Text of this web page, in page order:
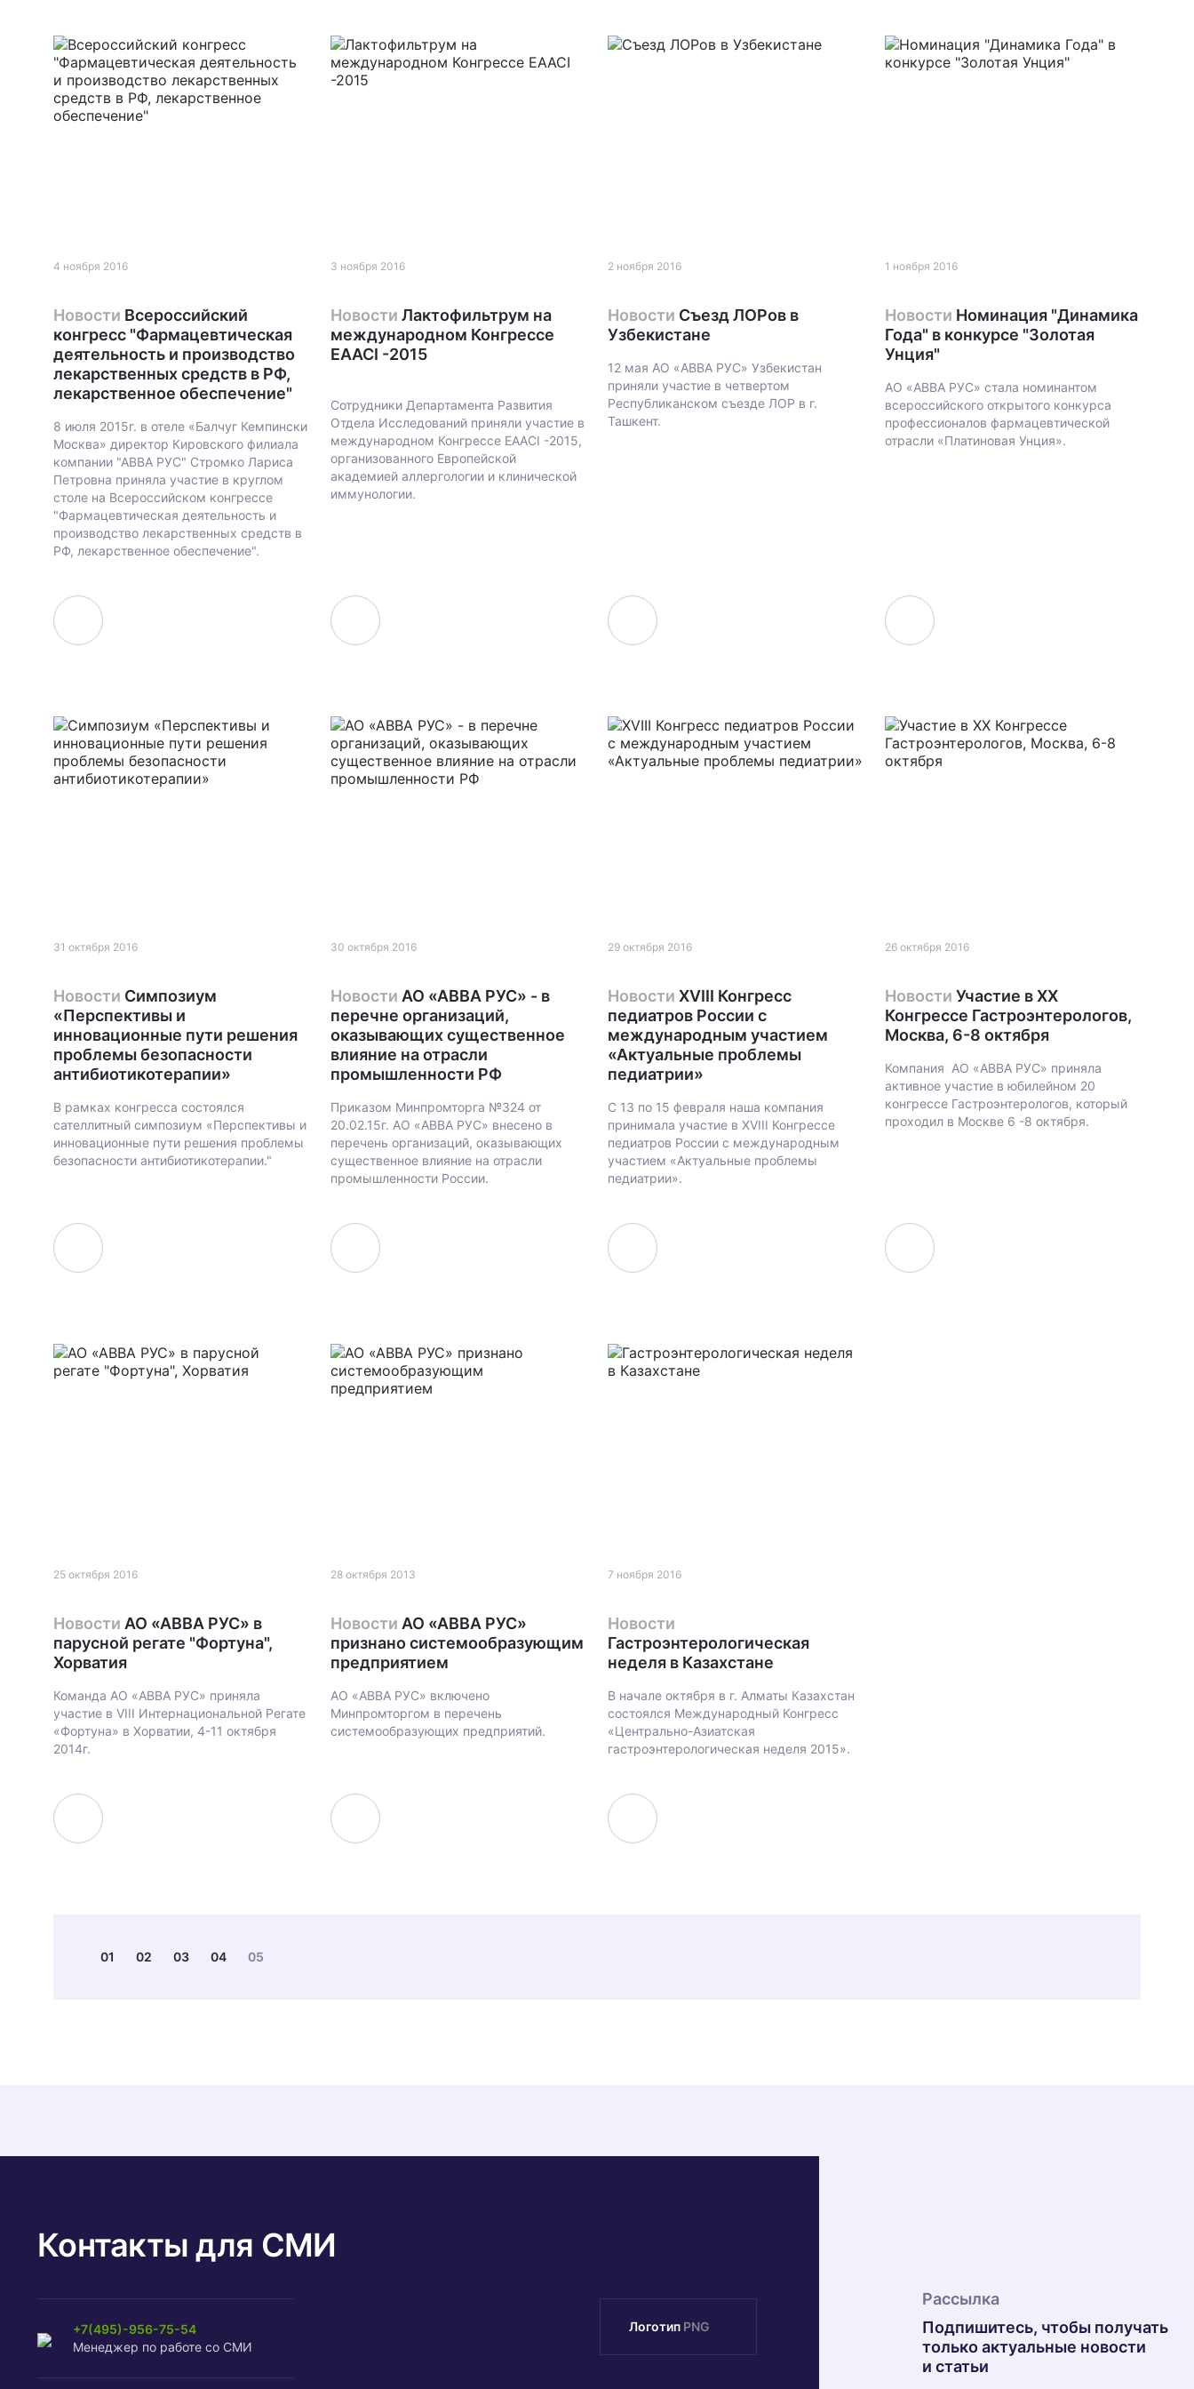
4 ноября 2016
Новости Всероссийский
конгресс "Фармацевтическая
деятельность и производство
лекарственных средств в РФ,
лекарственное обеспечение"
8 июля 2015г. в отеле «Балчуг Кемпински
Москва» директор Кировского филиала
компании "АВВА РУС" Стромко Лариса
Петровна приняла участие в круглом
столе на Всероссийском конгрессе
"Фармацевтическая деятельность и
производство лекарственных средств в
РФ, лекарственное обеспечение".
3 ноября 2016
Новости Лактофильтрум на
международном Конгрессе
EAACI -2015
Сотрудники Департамента Развития
Отдела Исследований приняли участие в
международном Конгрессе EAACI -2015,
организованного Европейской
академией аллергологии и клинической
иммунологии.
2 ноября 2016
Новости Съезд ЛОРов в
Узбекистане
12 мая АО «АВВА РУС» Узбекистан
приняли участие в четвертом
Республиканском съезде ЛОР в г.
Ташкент.
1 ноября 2016
Новости Номинация "Динамика
Года" в конкурсе "Золотая
Унция"
АО «АВВА РУС» стала номинантом
всероссийского открытого конкурса
профессионалов фармацевтической
отрасли «Платиновая Унция».
31 октября 2016
Новости Cимпозиум
«Перспективы и
инновационные пути решения
проблемы безопасности
антибиотикотерапии»
В рамках конгресса состоялся
сателлитный симпозиум «Перспективы и
инновационные пути решения проблемы
безопасности антибиотикотерапии."
30 октября 2016
Новости АО «АВВА РУС» - в
перечне организаций,
оказывающих существенное
влияние на отрасли
промышленности РФ
Приказом Минпромторга №324 от
20.02.15г. АО «АВВА РУС» внесено в
перечень организаций, оказывающих
существенное влияние на отрасли
промышленности России.
29 октября 2016
Новости XVIII Конгресс
педиатров России с
международным участием
«Актуальные проблемы
педиатрии»
С 13 по 15 февраля наша компания
принимала участие в XVIII Конгрессе
педиатров России с международным
участием «Актуальные проблемы
педиатрии».
26 октября 2016
Новости Участие в XX
Конгрессе Гастроэнтерологов,
Москва, 6-8 октября
Компания АО «АВВА РУС» приняла
активное участие в юбилейном 20
конгрессе Гастроэнтерологов, который
проходил в Москве 6 -8 октября.
25 октября 2016
Новости АО «АВВА РУС» в
парусной регате "Фортуна",
Хорватия
Команда АО «АВВА РУС» приняла
участие в VIII Интернациональной Регате
«Фортуна» в Хорватии, 4-11 октября
2014г.
28 октября 2013
Новости АО «АВВА РУС»
признано системообразующим
предприятием
АО «АВВА РУС» включено
Минпромторгом в перечень
системообразующих предприятий.
7 ноября 2016
Новости
Гастроэнтерологическая
неделя в Казахстане
В начале октября в г. Алматы Казахстан
состоялся Международный Конгресс
«Центрально-Азиатская
гастроэнтерологическая неделя 2015».
01 02 03 04 05
Контакты для СМИ
+7(495)-956-75-54
Менеджер по работе со СМИ
Логотип PNG
Рассылка
Подпишитесь, чтобы получать
только актуальные новости
и статьи